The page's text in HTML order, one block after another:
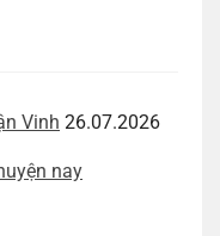
Vinh 26.07.2026
nay